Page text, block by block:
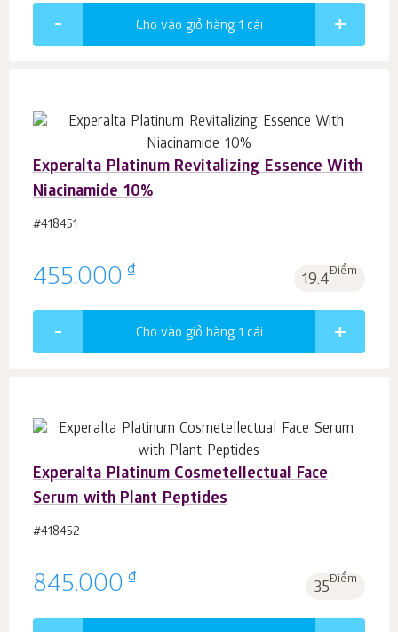
Cho vào giỏ hàng 1 cái
Experalta Platinum Revitalizing Essence With
Niacinamide 10%
#418451
455.000 ₫ 19.4Điểm
Cho vào giỏ hàng 1 cái
Experalta Platinum Cosmetellectual Face
Serum with Plant Peptides
#418452
845.000 ₫ 35Điểm